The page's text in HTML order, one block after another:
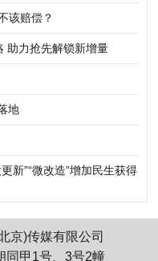
该赔偿？
助力抢先解锁新增量
地
新”“微改造”增加民生获得
京)传媒有限公司
同甲1号、3号2幢